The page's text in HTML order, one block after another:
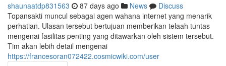
shaunaatdp831563 87 days ago News
Discuss
Topansakti muncul sebagai agen wahana internet yang menarik
perhatian. Ulasan tersebut bertujuan memberikan telaah tuntas
mengenai fasilitas penting yang ditawarkan oleh sistem tersebut.
Tim akan lebih detail mengenai
https://francesoran072422.cosmicwiki.com/user